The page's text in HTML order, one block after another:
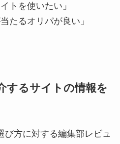
トを使いたい」
たるオリパが良い」
するサイトの情報を
び方に対する編集部レビュ